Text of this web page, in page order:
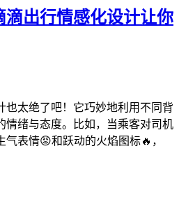
滴出行情感化设计让你
也太绝了吧！它巧妙地利用不同背
情绪与态度。比如，当乘客对司机
表情😡和跃动的火焰图标🔥，